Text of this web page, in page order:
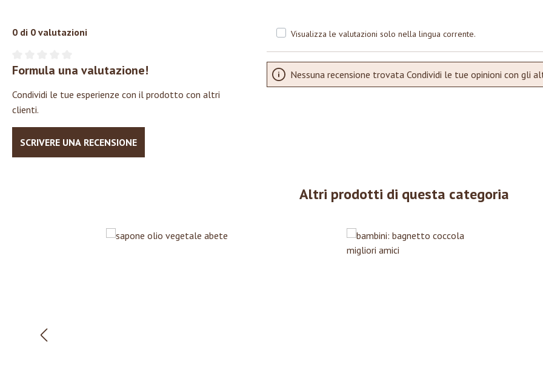
0 di 0 valutazioni
Valutazione media di 0 su 5 stelle
Formula una valutazione!
Condividi le tue esperienze con il prodotto con altri
clienti.
SCRIVERE UNA RECENSIONE
Visualizza le valutazioni solo nella lingua corrente.
Nessuna recensione trovata Condividi le tue opinioni con gli
Altri prodotti di questa categoria